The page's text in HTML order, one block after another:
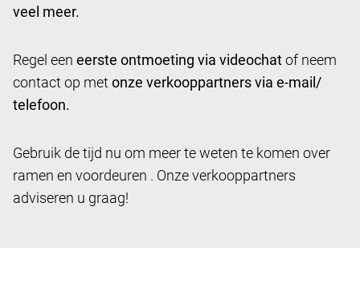
veel meer.
Regel een eerste ontmoeting via videochatof neem
contact op met onze verkooppartners via e-mail/
telefoon.
Gebruik de tijd nu om meer te weten te komen over
ramen en voordeuren . Onze verkooppartners
adviseren u graag!